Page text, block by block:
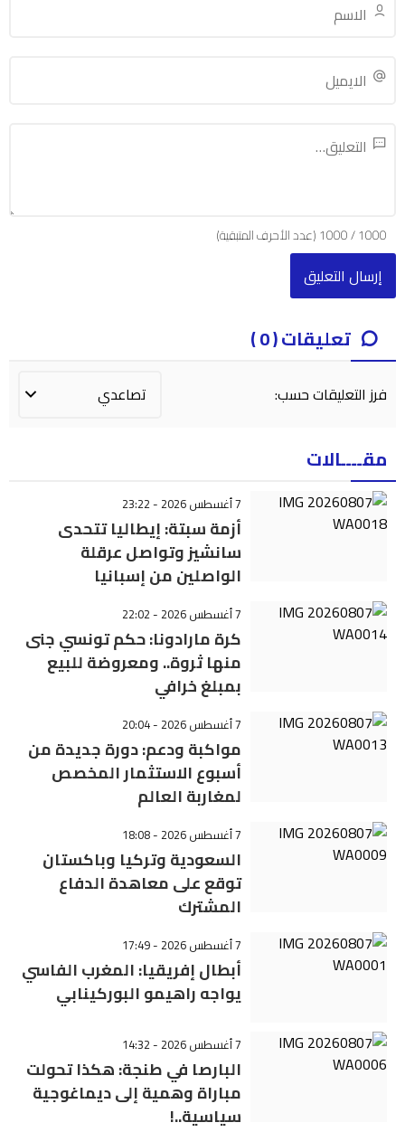
1000
/
1000(عدد الأحرف المتبقية)
تعليقات ( 0 )
فرز التعليقات حسب:
مقــــالات
7 أغسطس 2026 - 23:22
أزمة سبتة: إيطاليا تتحدى
سانشيز وتواصل عرقلة
الواصلين من إسبانيا
7 أغسطس 2026 - 22:02
كرة مارادونا: حكم تونسي جنى
منها ثروة.. ومعروضة للبيع
بمبلغ خرافي
7 أغسطس 2026 - 20:04
مواكبة ودعم: دورة جديدة من
أسبوع الاستثمار المخصص
لمغاربة العالم
7 أغسطس 2026 - 18:08
السعودية وتركيا وباكستان
توقع على معاهدة الدفاع
المشترك
7 أغسطس 2026 - 17:49
أبطال إفريقيا: المغرب الفاسي
يواجه راهيمو البوركينابي
7 أغسطس 2026 - 14:32
البارصا في طنجة: هكذا تحولت
مباراة وهمية إلى ديماغوجية
سياسية..!